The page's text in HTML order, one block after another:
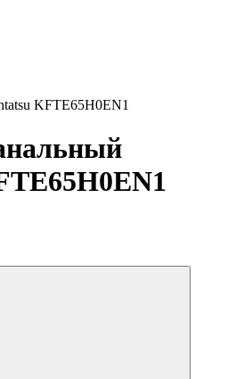
KFTE65H0EN1